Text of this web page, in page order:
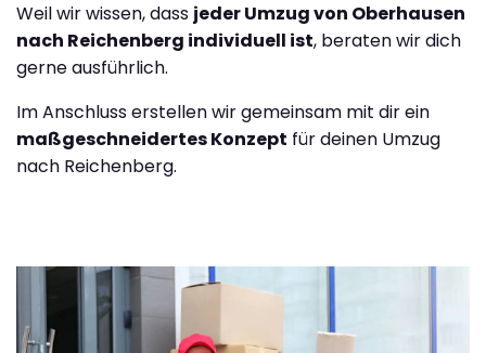
Weil wir wissen, dass jeder Umzug von Oberhausen
nach Reichenberg individuell ist, beraten wir dich
gerne ausführlich.
Im Anschluss erstellen wir gemeinsam mit dir ein
maßgeschneidertes Konzept für deinen Umzug
nach Reichenberg.